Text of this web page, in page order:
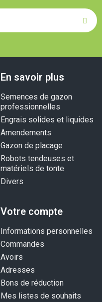
En savoir plus
Semences de gazon
professionnelles
Engrais solides et liquides
Amendements
Gazon de placage
Robots tendeuses et
matériels de tonte
Divers
Votre compte
Informations personnelles
Commandes
Avoirs
Adresses
Bons de réduction
Mes listes de souhaits